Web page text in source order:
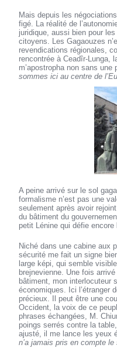
Mais depuis les
figé. La réalité de
juridique, aussi bien pour
citoyens. Les Gagaouzes
revendications régionales,
rencontrée à Ceadîr-Lunga,
m’apostropha non sans une
sommes ici au centre de
A peine arrivé sur le sol
formalisme n’est pas une
seulement après avoir
du bâtiment du
petit Lénine qui défie encore
Niché dans une cabine aux
sécurité me fait un signe
large képi, qui semble
brejnevienne. Une fois
bâtiment, mon interlocuteur
économiques. Ici l’étranger
précieux. Il peut être une
Occident, la voix de ce
phrases échangées, M.
poings serrés contre la
ajusté, il me lance les yeux
n’a jamais pris en compte